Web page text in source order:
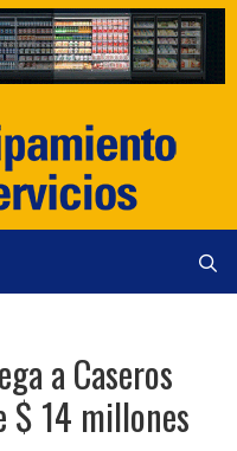
a Caseros
$ 14 millones